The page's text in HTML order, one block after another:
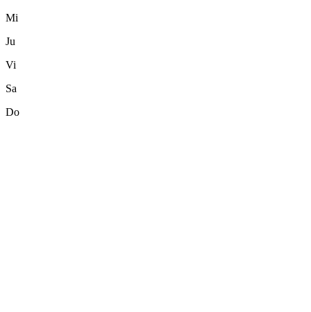
Mi
Ju
Vi
Sa
Do